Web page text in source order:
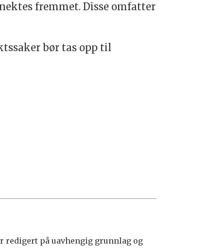
fremmet. Disse omfatter
bør tas opp til
redigert på uavhengig grunnlag og